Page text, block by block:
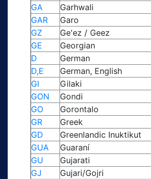
GA
Garhwali
GAR
Garo
GZ
Ge'ez / Geez
GE
Georgian
D
German
D,E
German, English
GI
Gilaki
GON
Gondi
GO
Gorontalo
GR
Greek
GD
Greenlandic Inuktikut
GUA
Guaraní
GU
Gujarati
GJ
Gujari/Gojri